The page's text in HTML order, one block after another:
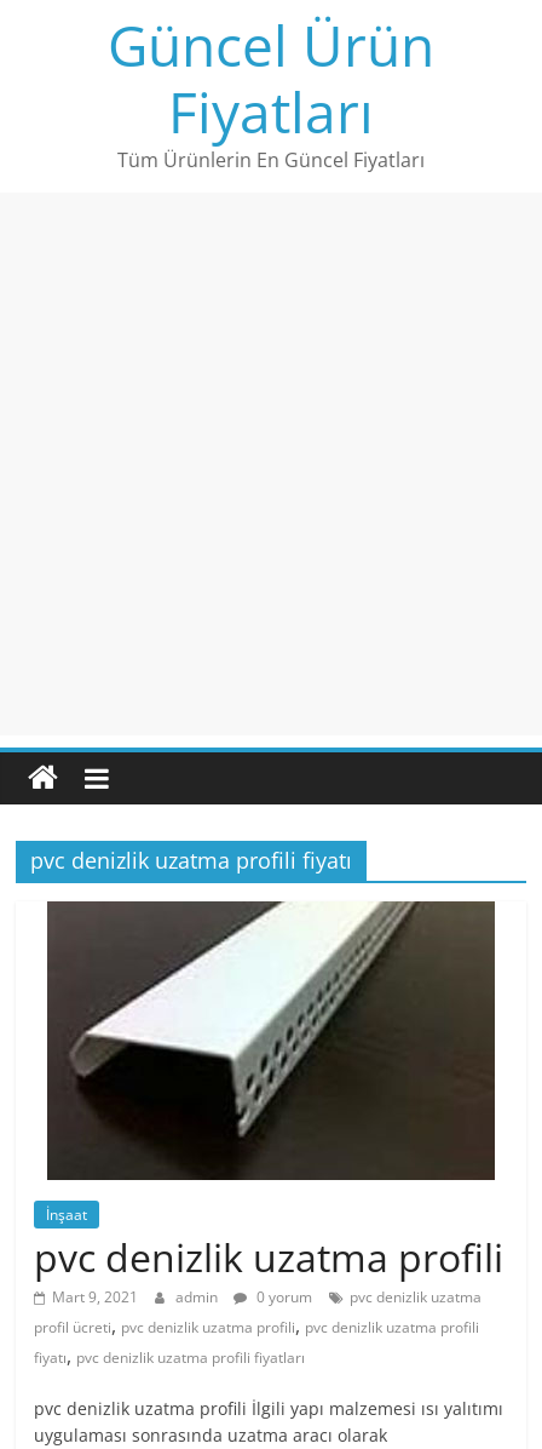
Güncel Ürün
Fiyatları
Tüm Ürünlerin En Güncel Fiyatları
pvc denizlik uzatma profili fiyatı
İnşaat
pvc denizlik uzatma profili
Mart 9, 2021 admin 0 yorum
pvc denizlik uzatma
profil ücreti, pvc denizlik uzatma profili, pvc denizlik uzatma profili
fiyatı, pvc denizlik uzatma profili fiyatları
pvc denizlik uzatma profili İlgili yapı malzemesi ısı yalıtımı
uygulaması sonrasında uzatma aracı olarak